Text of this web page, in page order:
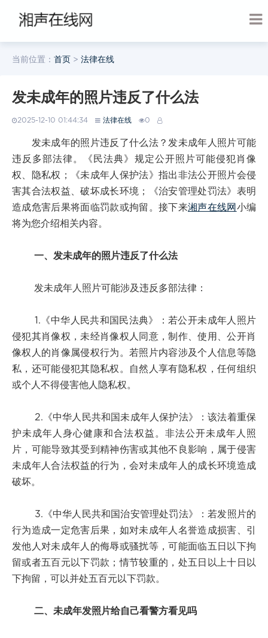
当前位置： 首页 > 法律在线
发未成年的照片违反了什么法
2025-12-10 01:44:34 法律在线 0
发未成年的照片违反了什么法？发未成年人照片可能
违反多部法律。《民法典》规定公开照片可能侵犯肖像
权、隐私权；《未成年人保护法》指出非法公开照片会侵
害其合法权益、破坏成长环境；《治安管理处罚法》表明
造成危害后果将面临罚款或拘留。接下来湘声在线网 小编
将为您介绍相关内容。
一、发未成年的照片违反了什么法
发未成年人照片可能涉及违反多部法律：
1.《中华人民共和国民法典》：若公开未成年人照片
侵犯其肖像权，未经肖像权人同意，制作、使用、公开肖
像权人的肖像属侵权行为。若照片内容涉及个人信息等隐
私，还可能侵犯其隐私权。自然人享有隐私权，任何组织
或个人不得侵害他人隐私权。
2.《中华人民共和国未成年人保护法》：该法着重保
护未成年人身心健康和合法权益。非法公开未成年人照
片，可能导致其受到精神伤害或其他不良影响，属于侵害
未成年人合法权益的行为，会对未成年人的成长环境造成
破坏。
3.《中华人民共和国治安管理处罚法》：若发照片的
行为造成一定危害后果，如对未成年人名誉造成损害、引
发他人对未成年人的侮辱或骚扰等，可能面临五日以下拘
留或者五百元以下罚款；情节较重的，处五日以上十日以
下拘留，可以并处五百元以下罚款。
二、未成年发照片给自己看警方看见吗